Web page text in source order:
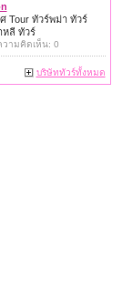
Tour ทัวร์พม่า ทัวร์
หลี ทัวร์
วามคิดเห็น: 0
บริษัททัวร์ทั้งหมด